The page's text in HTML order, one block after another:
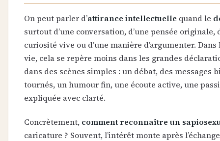
On peut parler d’attirance intellectuelle quand le
surtout d’une conversation, d’une pensée originale,
curiosité vive ou d’une manière d’argumenter.
vie, cela se repère moins dans les grandes
dans des scènes simples : un débat, des messages
tournés, un humour fin, une écoute active, une
expliquée avec clarté.
Concrètement, comment reconnaître un
caricature ? Souvent, l’intérêt monte après